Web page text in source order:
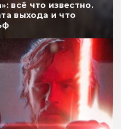
всё что известно.
выхода и что